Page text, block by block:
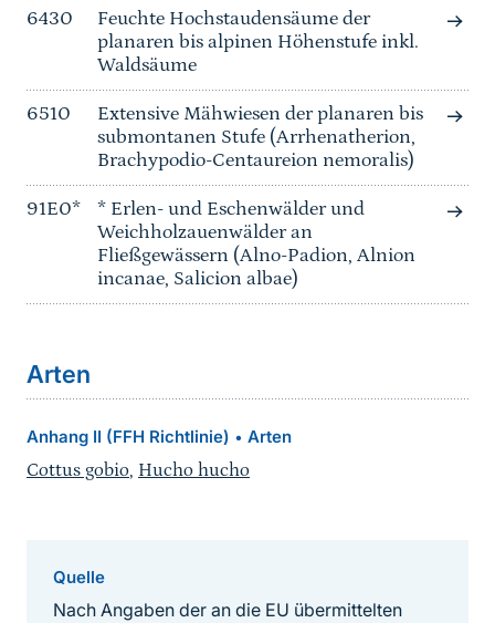
6430
Feuchte Hochstaudensäume der
planaren bis alpinen Höhenstufe inkl.
Waldsäume
6510
Extensive Mähwiesen der planaren bis
submontanen Stufe (Arrhenatherion,
Brachypodio-Centaureion nemoralis)
91E0*
* Erlen- und Eschenwälder und
Weichholzauenwälder an
Fließgewässern (Alno-Padion, Alnion
incanae, Salicion albae)
Arten
Anhang II (FFH Richtlinie) • Arten
Cottus gobio, Hucho hucho
Quelle
Nach Angaben der an die EU übermittelten